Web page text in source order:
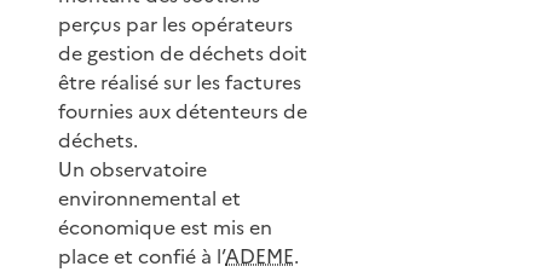
perçus par les opérateurs
de gestion de déchets doit
être réalisé sur les factures
fournies aux détenteurs de
déchets.
Un observatoire
environnemental et
économique est mis en
place et confié à l’ADEME.